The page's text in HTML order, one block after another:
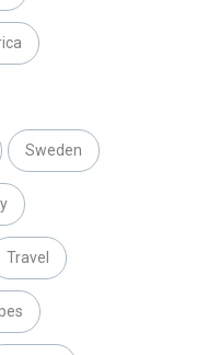
Sweden
Travel